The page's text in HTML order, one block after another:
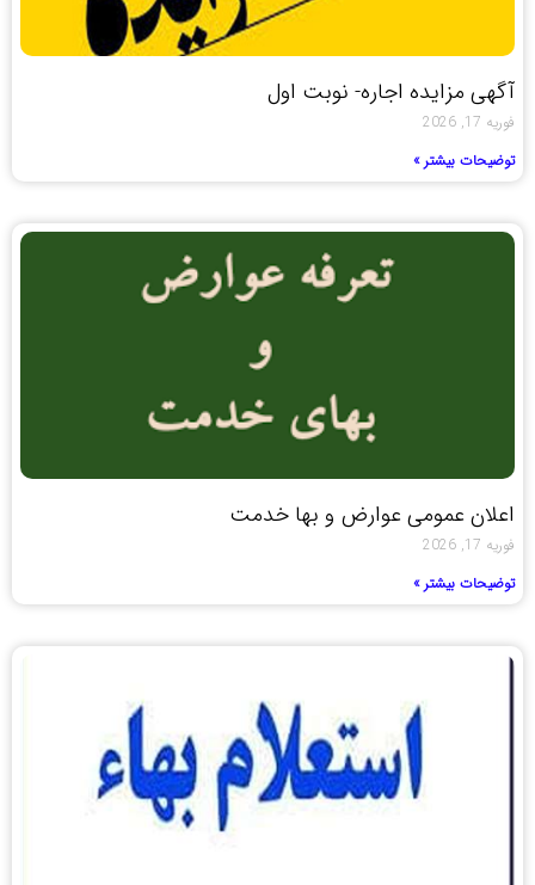
آگهی مزایده اجاره- نوبت اول
فوریه 17, 2026
توضیحات بیشتر »
اعلان عمومی عوارض و بها خدمت
فوریه 17, 2026
توضیحات بیشتر »